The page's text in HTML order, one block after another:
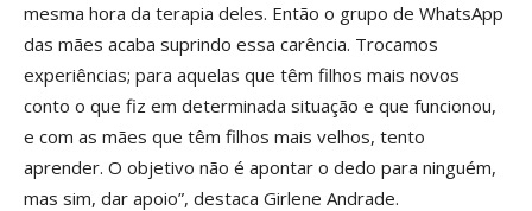
mesma hora da terapia deles. Então o grupo de WhatsApp
das mães acaba suprindo essa carência. Trocamos
experiências; para aquelas que têm filhos mais novos
conto o que fiz em determinada situação e que funcionou,
e com as mães que têm filhos mais velhos, tento
aprender. O objetivo não é apontar o dedo para ninguém,
mas sim, dar apoio”, destaca Girlene Andrade.